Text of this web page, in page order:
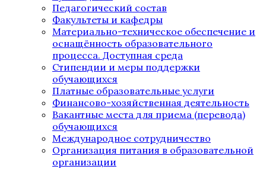
Педагогический состав
Факультеты и кафедры
Материально-техническое обеспечение и
оснащённость образовательного
процесса. Доступная среда
Стипендии и меры поддержки
обучающихся
Платные образовательные услуги
Финансово-хозяйственная деятельность
Вакантные места для приема (перевода)
обучающихся
Международное сотрудничество
Организация питания в образовательной
организации